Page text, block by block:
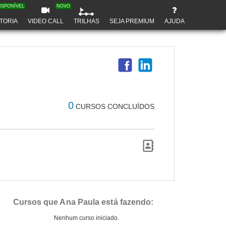
VIDEO CALL
NOVO
TRILHAS SEJA PREMIUM AJUDA
0 CURSOS CONCLUÍDOS
Cursos que Ana Paula está fazendo:
Nenhum curso iniciado.